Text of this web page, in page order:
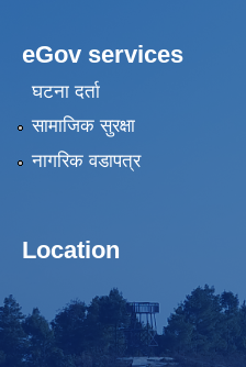
eGov services
घटना दर्ता
सामाजिक सुरक्षा
नागरिक वडापत्र
Location